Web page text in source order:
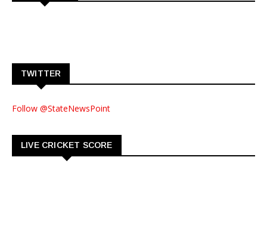
TWITTER
Follow @StateNewsPoint
LIVE CRICKET SCORE